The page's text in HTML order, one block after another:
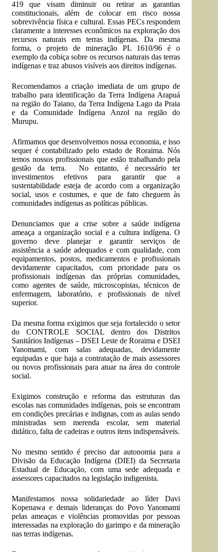
419 que visam diminuir ou retirar as garantias
constitucionais, além de colocar em risco nossa
sobrevivência física e cultural. Essas PECs respondem
claramente a interesses econômicos na exploração dos
recursos naturais em terras indígenas. Da mesma
forma, o projeto de mineração PL 1610/96 é o
exemplo da cobiça sobre os recursos naturais das terras
indígenas e traz abusos visíveis aos direitos indígenas.
Recomendamos a criação imediata de um grupo de
trabalho para identificação da Terra Indígena Arapuá
na região do Taiano, da Terra Indígena Lago da Praia
e da Comunidade Indígena Anzol na região do
Murupu.
Afirmamos que desenvolvemos nossa economia, e isso
sequer é contabilizado pelo estado de Roraima. Nós
temos nossos profissionais que estão trabalhando pela
gestão da terra. No entanto, é necessário ter
investimentos efetivos para garantir que a
sustentabilidade esteja de acordo com a organização
social, usos e costumes, e que de fato cheguem às
comunidades indígenas as políticas públicas.
Denunciamos que a crise sobre a saúde indígena
ameaça a organização social e a cultura indígena. O
governo deve planejar e garantir serviços de
assistência a saúde adequados e com qualidade, com
equipamentos, postos, medicamentos e profissionais
devidamente capacitados, com prioridade para os
profissionais indígenas das próprias comunidades,
como agentes de saúde, microscopistas, técnicos de
enfermagem, laboratório, e profissionais de nível
superior.
Da mesma forma exigimos que seja fortalecido o setor
do CONTROLE SOCIAL dentro dos Distritos
Sanitários Indígenas – DSEI Leste de Roraima e DSEI
Yanomami, com salas adequadas, devidamente
equipadas e que haja a contratação de mais assessores
ou novos profissionais para atuar na área do controle
social.
Exigimos construção e reforma das estruturas das
escolas nas comunidades indígenas, pois se encontram
em condições precárias e indignas, com as aulas sendo
ministradas sem merenda escolar, sem material
didático, falta de cadeiras e outros itens indispensáveis.
No mesmo sentido é preciso dar autonomia para a
Divisão da Educação Indígena (DIEI) da Secretaria
Estadual de Educação, com uma sede adequada e
assessores capacitados na legislação indigenista.
Manifestamos nossa solidariedade ao líder Davi
Kopenawa e demais lideranças do Povo Yanomami
pelas ameaças e violências promovidas por pessoas
interessadas na exploração do garimpo e da mineração
nas terras indígenas.